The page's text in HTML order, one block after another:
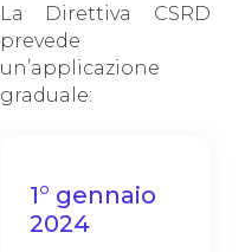
La Direttiva CSRD
prevede
un’applicazione
graduale:
1° gennaio
2024